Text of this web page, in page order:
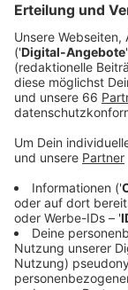
Veröffentlicht:
Anzeige
für den Umbau
Schauspiels
zwei
werden, dass
gespielt
der